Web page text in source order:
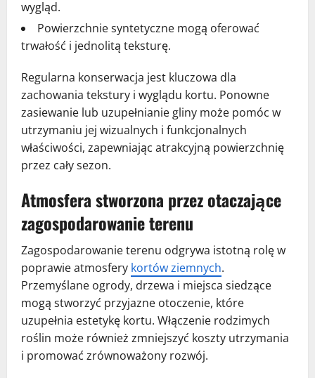
wygląd.
Powierzchnie syntetyczne mogą oferować
trwałość i jednolitą teksturę.
Regularna konserwacja jest kluczowa dla
zachowania tekstury i wyglądu kortu. Ponowne
zasiewanie lub uzupełnianie gliny może pomóc w
utrzymaniu jej wizualnych i funkcjonalnych
właściwości, zapewniając atrakcyjną powierzchnię
przez cały sezon.
Atmosfera stworzona przez otaczające
zagospodarowanie terenu
Zagospodarowanie terenu odgrywa istotną rolę w
poprawie atmosfery kortów ziemnych.
Przemyślane ogrody, drzewa i miejsca siedzące
mogą stworzyć przyjazne otoczenie, które
uzupełnia estetykę kortu. Włączenie rodzimych
roślin może również zmniejszyć koszty utrzymania
i promować zrównoważony rozwój.